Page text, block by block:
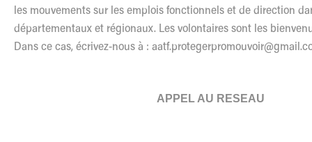
les mouvements sur les emplois fonctionnels et de direction
départementaux et régionaux. Les volontaires sont les
Dans ce cas, écrivez-nous à :
APPEL AU RESEAU